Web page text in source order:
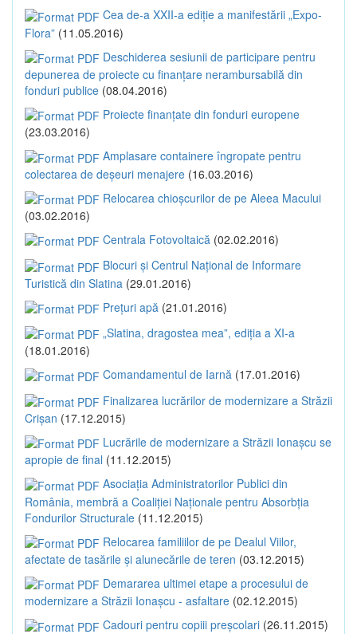
Cea de-a XXII-a ediție a manifestării „Expo-
Flora” (11.05.2016)
Deschiderea sesiunii de participare pentru
depunerea de proiecte cu finanțare nerambursabilă din
fonduri publice (08.04.2016)
Proiecte finanțate din fonduri europene
(23.03.2016)
Amplasare containere îngropate pentru
colectarea de deșeuri menajere (16.03.2016)
Relocarea chioșcurilor de pe Aleea Macului
(03.02.2016)
Centrala Fotovoltaică (02.02.2016)
Blocuri și Centrul Național de Informare
Turistică din Slatina (29.01.2016)
Prețuri apă (21.01.2016)
„Slatina, dragostea mea”, ediția a XI-a
(18.01.2016)
Comandamentul de Iarnă (17.01.2016)
Finalizarea lucrărilor de modernizare a Străzii
Crișan (17.12.2015)
Lucrările de modernizare a Străzii Ionașcu se
apropie de final (11.12.2015)
Asociația Administratorilor Publici din
România, membră a Coaliției Naționale pentru Absorbția
Fondurilor Structurale (11.12.2015)
Relocarea familiilor de pe Dealul Viilor,
afectate de tasările și alunecările de teren (03.12.2015)
Demararea ultimei etape a procesului de
modernizare a Străzii Ionașcu - asfaltare (02.12.2015)
Cadouri pentru copiii preșcolari (26.11.2015)